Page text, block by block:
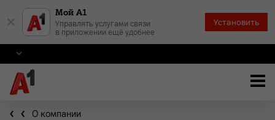
Мой А1
Управлять услугами связи
в приложении ещё удобнее
Установить
О компании